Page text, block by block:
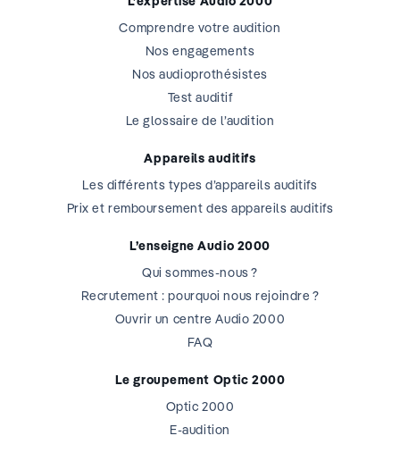
Comprendre votre audition
Nos engagements
Nos audioprothésistes
Test auditif
Le glossaire de l’audition
Appareils auditifs
Les différents types d’appareils auditifs
Prix et remboursement des appareils auditifs
L’enseigne Audio 2000
Qui sommes-nous ?
Recrutement : pourquoi nous rejoindre ?
Ouvrir un centre Audio 2000
FAQ
Le groupement Optic 2000
Optic 2000
E-audition